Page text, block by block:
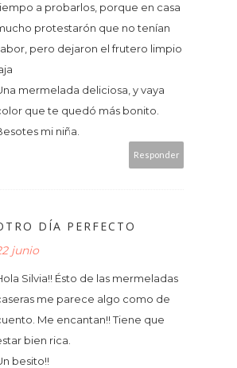
a probarlos, porque en casa
protestarón que no tenían
pero dejaron el frutero limpio
mermelada deliciosa, y vaya
que te quedó más bonito.
mi niña.
Responder
DÍA PERFECTO
junio
Silvia!! Ésto de las mermeladas
me parece algo como de
Me encantan!! Tiene que
bien rica.
besito!!